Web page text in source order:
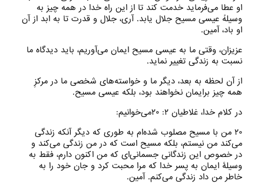
او عطا می‌فرماید خدمت کند تا از این راه خدا در همه چیز به
وسیلهً عیسی مسیح جلال یابد‌. آری، جلال و قدرت تا به ابد از آن
او باد، آمین‌.
عزیزان، وقتی ما به عیسی مسیح ایمان می‌‌آوریم، باید دیدگاه ما
نسبت به زندگی تغییر نماید.
از آن لحظه به بعد، دیگر ما و خواسته‌های شخصی ما در مرکزِ
همه چیز برایمان نخواهند بود، بلکه عیسی مسیح.
در کلام خدا، غلاطیان ۲: ۲۰می‌‌خوانیم:
۲۰ من با مسیح مصلوب شده‌‌ام به طوری که دیگر آنکه زندگی
می‌کند من نیستم، بلکه مسیح است که در من زندگی می‌کند و
در خصوص این زندگانی جسمانی‌ای که من اکنون دارم، فقط به
وسیلۀ ایمان به پسر خدا که مرا محبت کرد و جان خود را به
خاطر من داد زندگی می‌کنم‌. آمین‌.